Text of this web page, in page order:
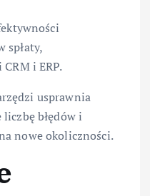
spłaty,
i ERP.
usprawnia
liczbę błędów i
nowe okoliczności.